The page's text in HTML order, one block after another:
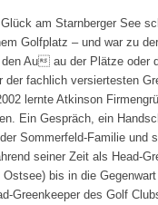
am Starnberger See
Golfplatz – und war zu
den Au au der Plätze oder
der fachlich versiertesten
lernte Atkinson
Ein Gespräch, ein
Sommerfeld-Familie und
seiner Zeit als Head-
bis in die
Greenkeeper des Golf